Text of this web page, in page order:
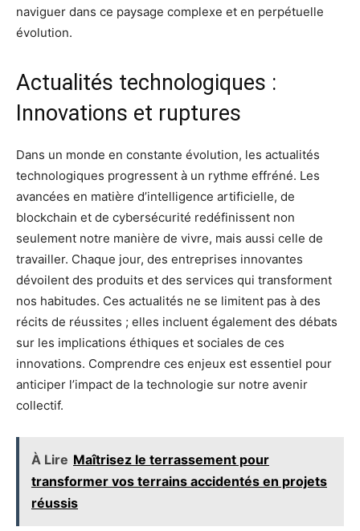
naviguer dans ce paysage complexe et en perpétuelle
évolution.
Actualités technologiques :
Innovations et ruptures
Dans un monde en constante évolution, les actualités
technologiques progressent à un rythme effréné. Les
avancées en matière d’intelligence artificielle, de
blockchain et de cybersécurité redéfinissent non
seulement notre manière de vivre, mais aussi celle de
travailler. Chaque jour, des entreprises innovantes
dévoilent des produits et des services qui transforment
nos habitudes. Ces actualités ne se limitent pas à des
récits de réussites ; elles incluent également des débats
sur les implications éthiques et sociales de ces
innovations. Comprendre ces enjeux est essentiel pour
anticiper l’impact de la technologie sur notre avenir
collectif.
À Lire Maîtrisez le terrassement pour
transformer vos terrains accidentés en projets
réussis